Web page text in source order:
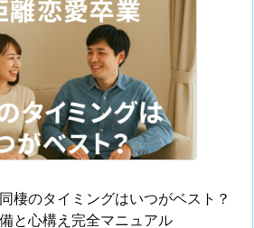
棲のタイミングはいつがベスト？
と心構え完全マニュアル